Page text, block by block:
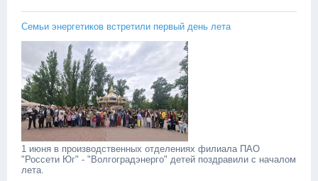
Семьи энергетиков встретили первый день лета
1 июня в производственных отделениях филиала ПАО
"Россети Юг" - "Волгоградэнерго" детей поздравили с началом
лета. ‎ ‎